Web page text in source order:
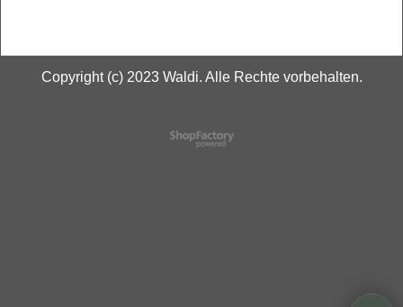
Copyright (c) 2023 Waldi. Alle Rechte vorbehalten.
WebShop erstellt mit
ShopFactory Shop